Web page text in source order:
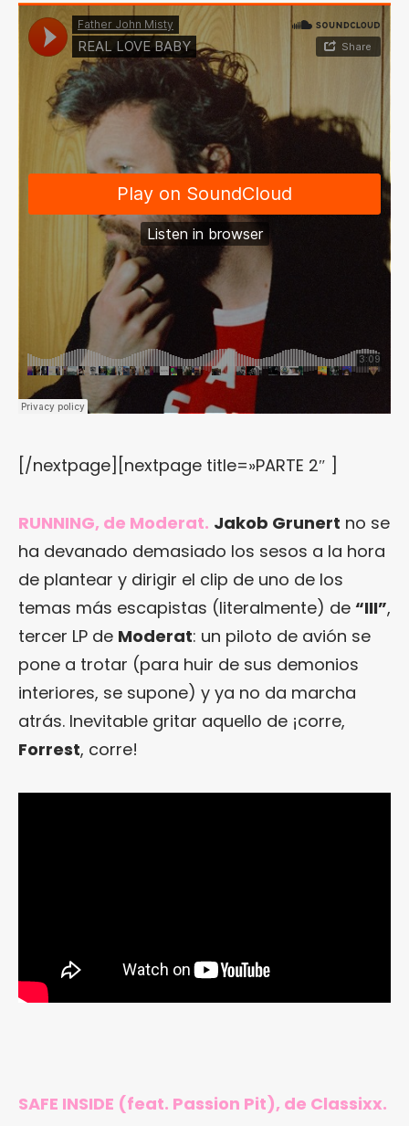
[/nextpage][nextpage title=»PARTE 2″ ]
RUNNING, de Moderat. Jakob Grunert no se
ha devanado demasiado los sesos a la hora
de plantear y dirigir el clip de uno de los
temas más escapistas (literalmente) de “III”,
tercer LP de Moderat: un piloto de avión se
pone a trotar (para huir de sus demonios
interiores, se supone) y ya no da marcha
atrás. Inevitable gritar aquello de ¡corre,
Forrest, corre!
SAFE INSIDE (feat. Passion Pit), de Classixx.